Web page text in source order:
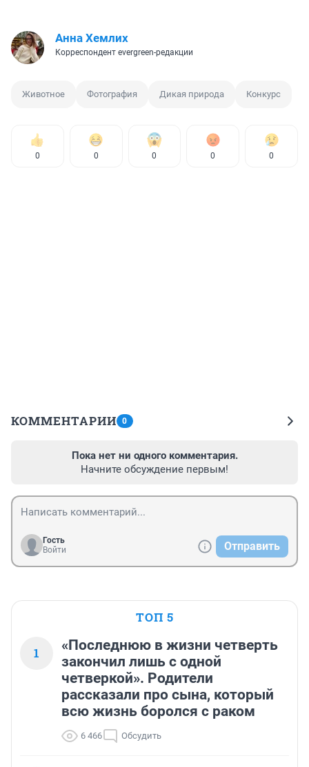
Анна Хемлих
Корреспондент evergreen-редакции
Животное Фотография Дикая природа Конкурс
0 0 0 0 0
КОММЕНТАРИИ 0
Пока нет ни одного комментария.
Начните обсуждение первым!
Гость
Войти
Отправить
ТОП 5
1
«Последнюю в жизни четверть
закончил лишь с одной
четверкой». Родители
рассказали про сына, который
всю жизнь боролся с раком
6 466 Обсудить